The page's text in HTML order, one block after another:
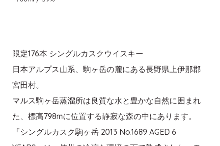
限定176本 シングルカスクウイスキー
日本アルプス山系、駒ヶ岳の麓にある長野県上伊那郡
宮田村。
マルス駒ヶ岳蒸溜所は良質な水と豊かな自然に囲まれ
た、標高798mに位置する静寂な森の中にあります。
『シングルカスク駒ヶ岳 2013 No.1689 AGED 6